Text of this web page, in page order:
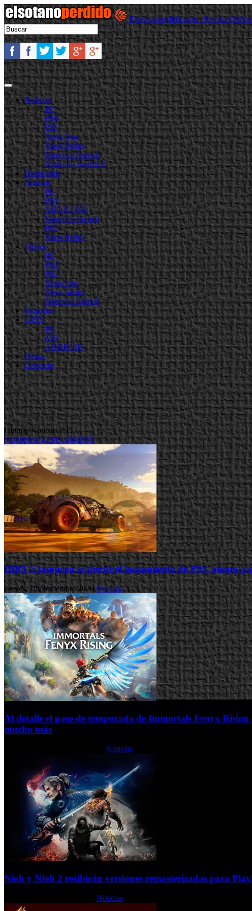
Elsotanoperdido.com - Revista
Noticias
PC
PS4
PS5
Xbox One
Xbox Series
Nintendo Switch
Nintendo Switch 2
Destacadas
Análisis
PC
PS4
XBOX ONE
Nintendo Switch
PS5
Xbox Series
Videos
PC
PS4
PS5
Xbox One
Xbox Series
Nintendo Switch
Artículos
APPS
PC
iOS
ANDROID
Prensa
Contacto
Ultimas Noticias PS5
Suscribirse a este canal RSS
DIRT 5 tampoco se pierde el lanzamiento de PS5, atento a
Jueves, 19 Noviembre 2020Noticias
Al detalle el pase de temporada de Immortals Fenyx
mucho más
Noticias
Nioh y Nioh 2 recibirán versiones remasterizadas para
Noticias